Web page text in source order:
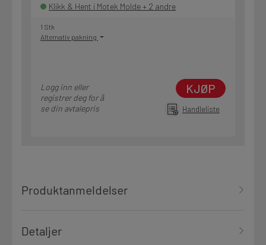
Klikk & Hent i Motek Molde + 2 andre
1 Stk
Alternativ pakning
Logg inn eller
registrer deg for å
se din avtalepris
KJØP
Handleliste
Produktanmeldelser
Detaljer